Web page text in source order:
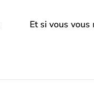
Et si vous vous